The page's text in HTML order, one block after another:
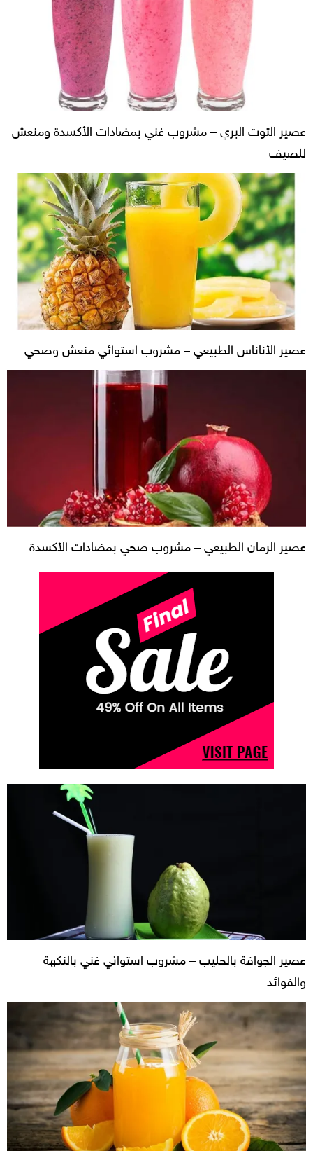
عصير التوت البري – مشروب غني بمضادات الأكسدة ومنعش
للصيف
عصير الأناناس الطبيعي – مشروب استوائي منعش وصحي
عصير الرمان الطبيعي – مشروب صحي بمضادات الأكسدة
عصير الجوافة بالحليب – مشروب استوائي غني بالنكهة
والفوائد